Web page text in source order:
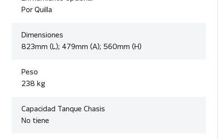
Por Quilla
Dimensiones
823mm (L); 479mm (A); 560mm (H)
Peso
238 kg
Capacidad Tanque Chasis
No tiene